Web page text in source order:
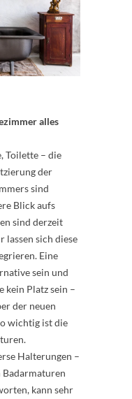
alles
Toilette – die
der
sind
Blick aufs
sind derzeit
lassen sich diese
Eine
sein und
kein Platz sein –
der neuen
wichtig ist die
Halterungen –
Badarmaturen
kann sehr